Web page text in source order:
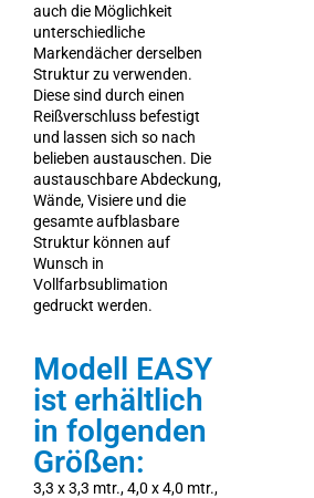
auch die Möglichkeit
unterschiedliche
Markendächer derselben
Struktur zu verwenden.
Diese sind durch einen
Reißverschluss befestigt
und lassen sich so nach
belieben austauschen. Die
austauschbare Abdeckung,
Wände, Visiere und die
gesamte aufblasbare
Struktur können auf
Wunsch in
Vollfarbsublimation
gedruckt werden.
Modell EASY
ist erhältlich
in folgenden
Größen:
3,3 x 3,3 mtr., 4,0 x 4,0 mtr.,